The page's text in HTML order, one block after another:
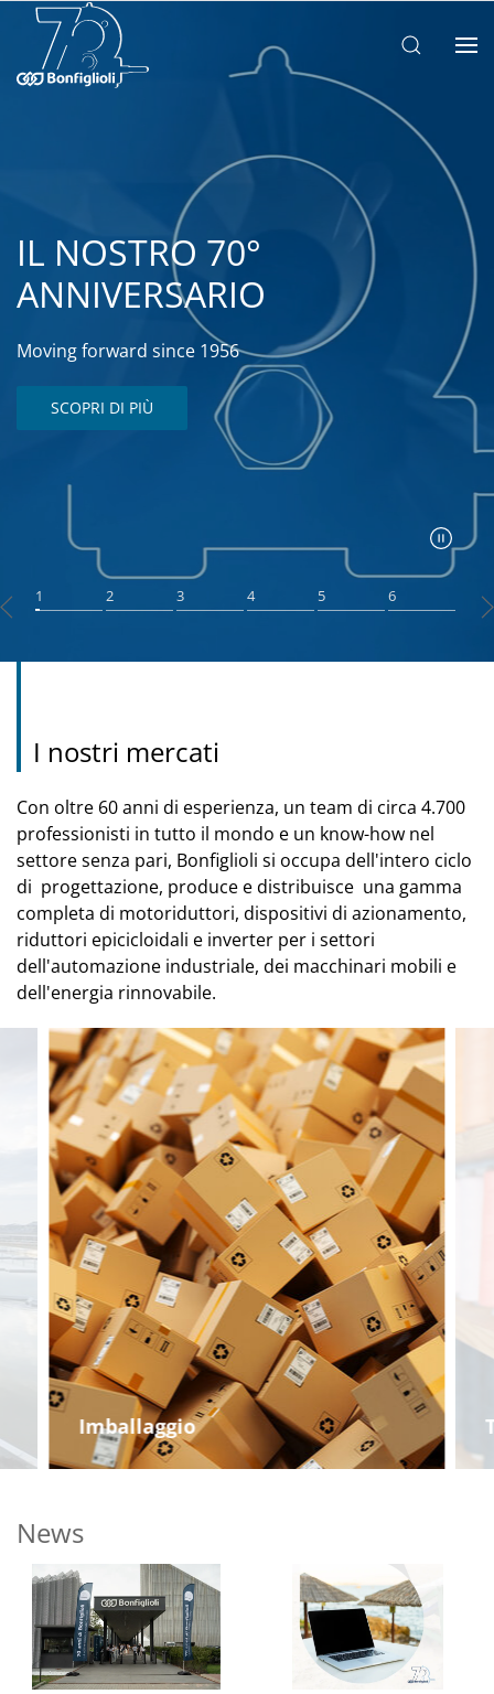
IL NOSTRO 70°
ANNIVERSARIO
Moving forward since 1956
SCOPRI DI PIÙ
1 2 3 4 5 6
I nostri mercati
Con oltre 60 anni di esperienza, un team di circa 4.700
professionisti in tutto il mondo e un know-how nel
settore senza pari, Bonfiglioli si occupa dell'intero ciclo
di progettazione, produce e distribuisce una gamma
completa di motoriduttori, dispositivi di azionamento,
riduttori epicicloidali e inverter per i settori
dell'automazione industriale, dei macchinari mobili e
dell'energia rinnovabile.
Imballaggio
News